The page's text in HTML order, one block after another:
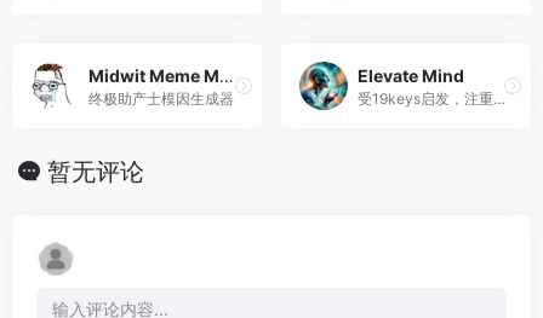
Midwit Meme Master
终极助产士模因生成器
Elevate Mind
受19keys启发，注重高层次思考和自我提升。
暂无评论